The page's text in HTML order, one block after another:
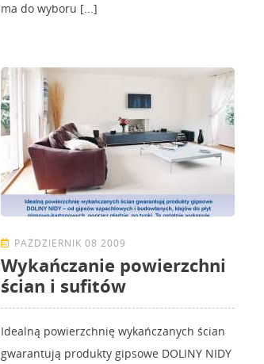
ma do wyboru [...]
PAŹDZIERNIK 08 2009
Wykańczanie powierzchni
ścian i sufitów
Idealną powierzchnię wykańczanych ścian
gwarantują produkty gipsowe DOLINY NIDY